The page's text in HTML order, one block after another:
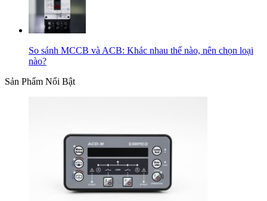
So sánh MCCB và ACB: Khác nhau thế nào, nên chọn loại
nào?
Sản Phẩm Nổi Bật